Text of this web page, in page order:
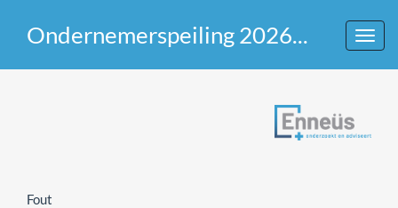
Ondernemerspeiling 2026 - Gemeente Druten
Fout